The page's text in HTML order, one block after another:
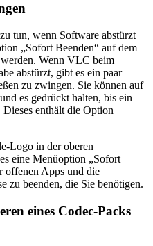
tun, wenn Software abstürzt
„Sofort Beenden“ auf dem
Wenn VLC beim
abstürzt, gibt es ein paar
zu zwingen. Sie können auf
es gedrückt halten, bis ein
enthält die Option
Logo in der oberen
eine Menüoption „Sofort
offenen Apps und die
zu beenden, die Sie benötigen.
eines Codec-Packs